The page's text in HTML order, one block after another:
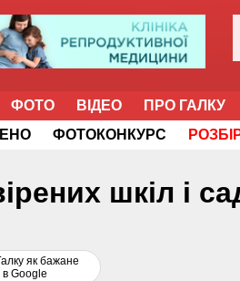
ФОТО ВІДЕО
ПРО ГАЛКУ
ФОТОКОНКУРС
шкіл і
як бажане
Google